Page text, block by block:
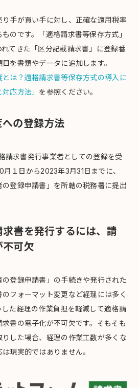
手が買い手に対し、正確な適用税率
のです。「適格請求書等保存方式」
てきた「区分記載請求書」に登録番
を書類やデータに追加します。
は？適格請求書等保存方式の導入に
応方法」 を参照ください。
の登録方法
請求書発行事業者としての登録を受
月１日から2023年3月31日までに、
の登録申請書」を所轄の税務署に提出
書を発行するには、請
不可欠
の登録申請書」の手続きや発行された
フォーマット変更など経理には多く
た経理の作業負担を軽減して適格請
書の電子化が不可欠です。そもそも
した場合、経理の作業工数が多くな
現実的ではありません。